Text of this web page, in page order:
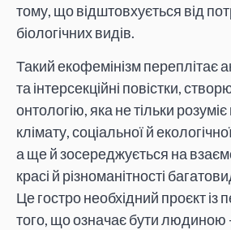
тому, що відштовхується від
біологічних видів.
Такий екофемінізм переплітає
та інтерсекційні повістки,
онтологію, яка не тільки розуміє
клімату, соціальної й
а ще й зосереджується на
красі й різноманітності
Це гостро необхідний проєкт із
того, що означає бути